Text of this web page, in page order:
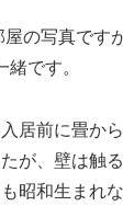
の写真です
緒です。
居前に畳か
が、壁は触
昭和生まれ